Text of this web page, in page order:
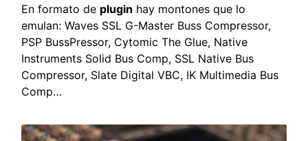
En formato de plugin hay montones que lo
emulan: Waves SSL G-Master Buss Compressor,
PSP BussPressor, Cytomic The Glue, Native
Instruments Solid Bus Comp, SSL Native Bus
Compressor, Slate Digital VBC, IK Multimedia Bus
Comp…